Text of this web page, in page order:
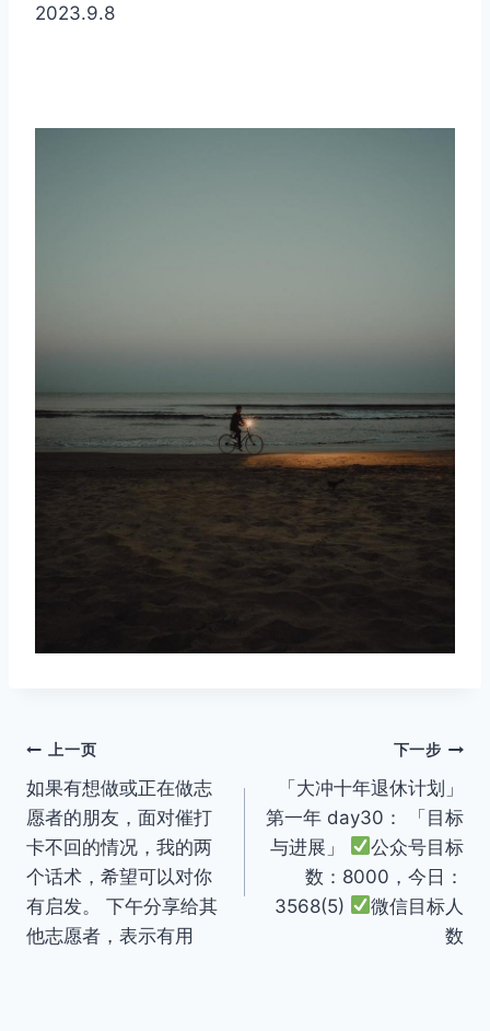
2023.9.8
文
章
导
航
上一页
如果有想做或正在做志
愿者的朋友，面对催打
卡不回的情况，我的两
个话术，希望可以对你
有启发。 下午分享给其
他志愿者，表示有用
下一步
「大冲十年退休计划」
第一年 day30： 「目标
与进展」
公众号目标
数：8000，今日：
3568(5)
微信目标人
数